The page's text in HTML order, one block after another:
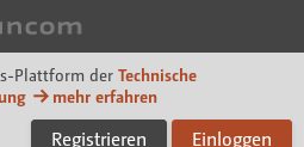
Plattform der Technische
mehr erfahren
Registrieren Einloggen